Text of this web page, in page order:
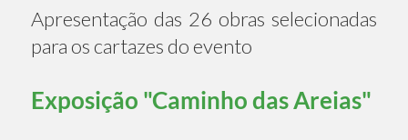
Apresentação das 26 obras selecionadas
para os cartazes do evento
Exposição "Caminho das Areias"